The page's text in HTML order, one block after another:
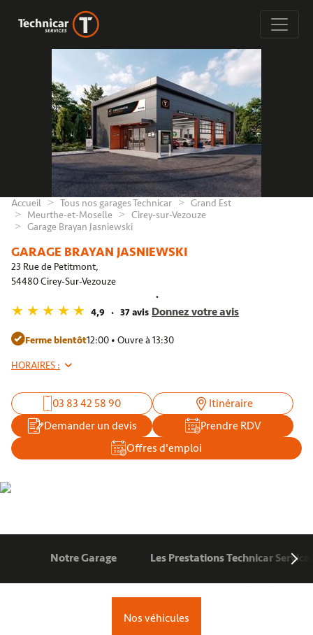
Accueil Tous nos garages Technicar
Grand Est
Meurthe-et-Moselle
Cirey-sur-Vezouze
Garage Brayan Jasniewski
GARAGE BRAYAN JASNIEWSKI
23 Rue de Petitmont,
54480 Cirey-Sur-Vezouze
4,9 37 avis Donnez votre avis
Ferme bientôt12:00 • Ouvre à 13:30
HORAIRES :
03 83 42 58 90
Itinéraire
Demander un devis
Prendre RDV
Offres d'emploi
Notre Garage Les Prestations Technicar
Nos véhicules